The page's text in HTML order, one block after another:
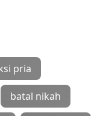
pria
batal nikah